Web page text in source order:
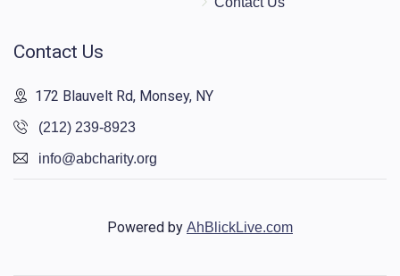
Contact Us
172 Blauvelt Rd, Monsey, NY
(212) 239-8923
info@abcharity.org
Powered by AhBlickLive.com